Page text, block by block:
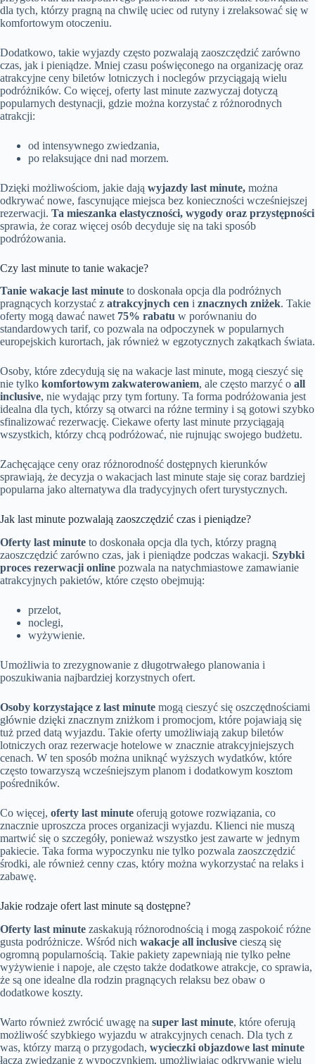
dla tych, którzy pragną na chwilę uciec od rutyny i zrelaksować się w
komfortowym otoczeniu.
Dodatkowo, takie wyjazdy często pozwalają zaoszczędzić zarówno
czas, jak i pieniądze. Mniej czasu poświęconego na organizację oraz
atrakcyjne ceny biletów lotniczych i noclegów przyciągają wielu
podróżników. Co więcej, oferty last minute zazwyczaj dotyczą
popularnych destynacji, gdzie można korzystać z różnorodnych
atrakcji:
od intensywnego zwiedzania,
po relaksujące dni nad morzem.
Dzięki możliwościom, jakie dają wyjazdy last minute, można
odkrywać nowe, fascynujące miejsca bez konieczności wcześniejszej
rezerwacji. Ta mieszanka elastyczności, wygody oraz przystępności
sprawia, że coraz więcej osób decyduje się na taki sposób
podróżowania.
Czy last minute to tanie wakacje?
Tanie wakacje last minute to doskonała opcja dla podróżnych
pragnących korzystać z atrakcyjnych cen i znacznych zniżek. Takie
oferty mogą dawać nawet 75% rabatu w porównaniu do
standardowych tarif, co pozwala na odpoczynek w popularnych
europejskich kurortach, jak również w egzotycznych zakątkach świata.
Osoby, które zdecydują się na wakacje last minute, mogą cieszyć się
nie tylko komfortowym zakwaterowaniem, ale często marzyć o all
inclusive, nie wydając przy tym fortuny. Ta forma podróżowania jest
idealna dla tych, którzy są otwarci na różne terminy i są gotowi szybko
sfinalizować rezerwację. Ciekawe oferty last minute przyciągają
wszystkich, którzy chcą podróżować, nie rujnując swojego budżetu.
Zachęcające ceny oraz różnorodność dostępnych kierunków
sprawiają, że decyzja o wakacjach last minute staje się coraz bardziej
popularna jako alternatywa dla tradycyjnych ofert turystycznych.
Jak last minute pozwalają zaoszczędzić czas i pieniądze?
Oferty last minute to doskonała opcja dla tych, którzy pragną
zaoszczędzić zarówno czas, jak i pieniądze podczas wakacji. Szybki
proces rezerwacji online pozwala na natychmiastowe zamawianie
atrakcyjnych pakietów, które często obejmują:
przelot,
noclegi,
wyżywienie.
Umożliwia to zrezygnowanie z długotrwałego planowania i
poszukiwania najbardziej korzystnych ofert.
Osoby korzystające z last minute mogą cieszyć się oszczędnościami
głównie dzięki znacznym zniżkom i promocjom, które pojawiają się
tuż przed datą wyjazdu. Takie oferty umożliwiają zakup biletów
lotniczych oraz rezerwacje hotelowe w znacznie atrakcyjniejszych
cenach. W ten sposób można uniknąć wyższych wydatków, które
często towarzyszą wcześniejszym planom i dodatkowym kosztom
pośredników.
Co więcej, oferty last minute oferują gotowe rozwiązania, co
znacznie uproszcza proces organizacji wyjazdu. Klienci nie muszą
martwić się o szczegóły, ponieważ wszystko jest zawarte w jednym
pakiecie. Taka forma wypoczynku nie tylko pozwala zaoszczędzić
środki, ale również cenny czas, który można wykorzystać na relaks i
zabawę.
Jakie rodzaje ofert last minute są dostępne?
Oferty last minute zaskakują różnorodnością i mogą zaspokoić różne
gusta podróżnicze. Wśród nich wakacje all inclusive cieszą się
ogromną popularnością. Takie pakiety zapewniają nie tylko pełne
wyżywienie i napoje, ale często także dodatkowe atrakcje, co sprawia,
że są one idealne dla rodzin pragnących relaksu bez obaw o
dodatkowe koszty.
Warto również zwrócić uwagę na super last minute, które oferują
możliwość szybkiego wyjazdu w atrakcyjnych cenach. Dla tych z
was, którzy marzą o przygodach, wycieczki objazdowe last minute
łączą zwiedzanie z wypoczynkiem, umożliwiając odkrywanie wielu